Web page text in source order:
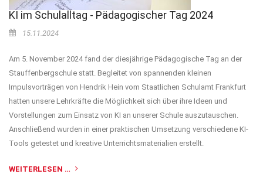
KI im Schulalltag - Pädagogischer Tag 2024
15.11.2024
Am 5. November 2024 fand der diesjährige Pädagogische Tag an der
Stauffenbergschule statt. Begleitet von spannenden kleinen
Impulsvorträgen von Hendrik Hein vom Staatlichen Schulamt Frankfurt
hatten unsere Lehrkräfte die Möglichkeit sich über ihre Ideen und
Vorstellungen zum Einsatz von KI an unserer Schule auszutauschen.
Anschließend wurden in einer praktischen Umsetzung verschiedene KI-
Tools getestet und kreative Unterrichtsmaterialien erstellt.
WEITERLESEN …